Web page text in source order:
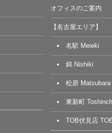
オフィスのご案内
【名古屋エリア】
名駅 Meieki
錦 Nishiki
松原 Matsubara
東新町
TOB伏見店